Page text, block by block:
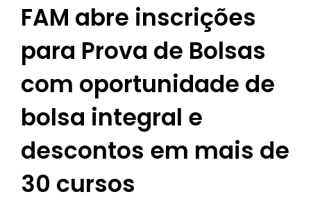
FAM abre inscrições
para Prova de Bolsas
com oportunidade de
bolsa integral e
descontos em mais de
30 cursos